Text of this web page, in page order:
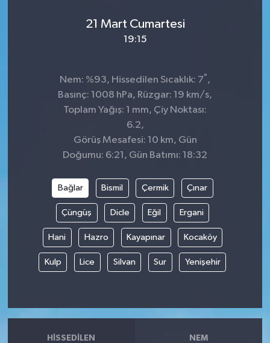
21 Mart Cumartesi
19:15
Nem: %93, Hissedilen Sıcaklık: 7°,
Basınç: 1008 hPa, Rüzgar: 19 km/s,
Toplam Yağış: 1 mm, Çiy Noktası:
6.2,
Görüş Mesafesi: 10 km, Gün
Doğumu: 6:21, Gün Batımı: 18:32
Bağlar Bismil Çermik Çınar
Çüngüş Dicle Eğil Ergani
Hani Hazro Kayapınar Kocaköy
Kulp Lice Silvan Sur Yenişehir
HISSEDILEN NEM